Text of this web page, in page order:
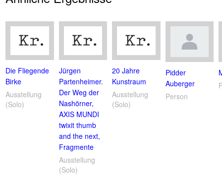
Die Fliegende
Birke
Ausstellung
(Solo)
Jürgen
Partenheimer.
Der Weg der
Nashörner,
AXIS MUNDI
twixit thumb
and the next,
Fragmente
Ausstellung
(Solo)
20 Jahre
Kunstraum
Ausstellung
(Solo)
Pidder
Auberger
Person